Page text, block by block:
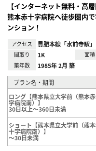
【インターネット無料・高
熊本赤十字病院へ徒歩圏内
ンション！
アクセス 豊肥本線「水前寺駅」
間取り 1K 面積
築年数 1985年 2月 築
プラン名・期間
ロング【熊本県立大学前（熊本
字病院南）】
30日以上～360日未満
ショート【熊本県立大学前（熊
十字病院南）】
～30日未満